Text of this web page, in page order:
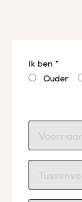
Ik ben *
Ouder